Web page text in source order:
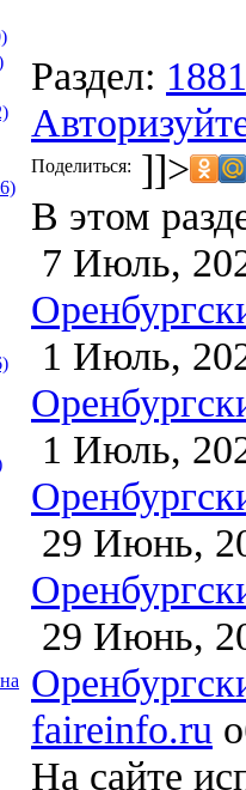
Раздел: 1881
Поделиться: ]]>
В этом
7 Июль,
1 Июль,
1 Июль,
29 Июнь,
29 Июнь,
faireinfo.ru
На сайте